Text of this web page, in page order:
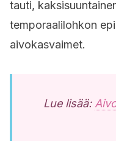
tauti,
temporaalilohkon
aivokasvaimet.
Lue lisää: